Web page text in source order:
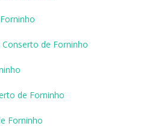
de Forninho
de Forninho
Forninho